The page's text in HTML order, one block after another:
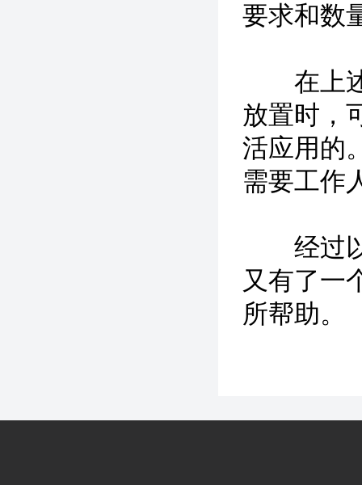
要求和数
在上述
放置时，
活应用的
需要工作
经过以
又有了一
所帮助。